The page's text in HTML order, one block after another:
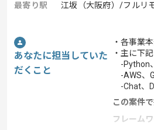
最寄り駅
江坂（大阪府）/フルリ
あなたに担当していた
だくこと
・各事業
・主に下
-Python
-AWS、
-Chat、
この案件
フレーム